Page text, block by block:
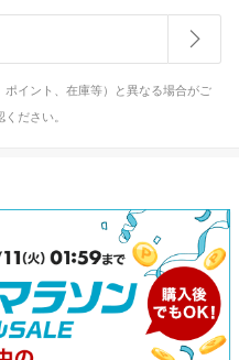
イント、在庫等）と異なる場合がご
ださい。